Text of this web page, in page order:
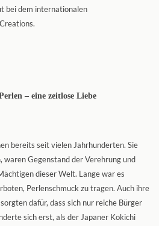
bei dem internationalen
– eine zeitlose Liebe
bereits seit vielen Jahrhunderten. Sie
waren Gegenstand der Verehrung und
dieser Welt. Lange war es
Perlenschmuck zu tragen. Auch ihre
dafür, dass sich nur reiche Bürger
sich erst, als der Japaner Kokichi